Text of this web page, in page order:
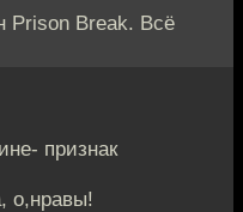
Break. Всё
признак
о,нравы!